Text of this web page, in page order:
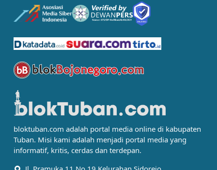
bloktuban.com adalah portal media online di kabupaten
Tuban. Misi kami adalah menjadi portal media yang
informatif, kritis, cerdas dan terdepan.